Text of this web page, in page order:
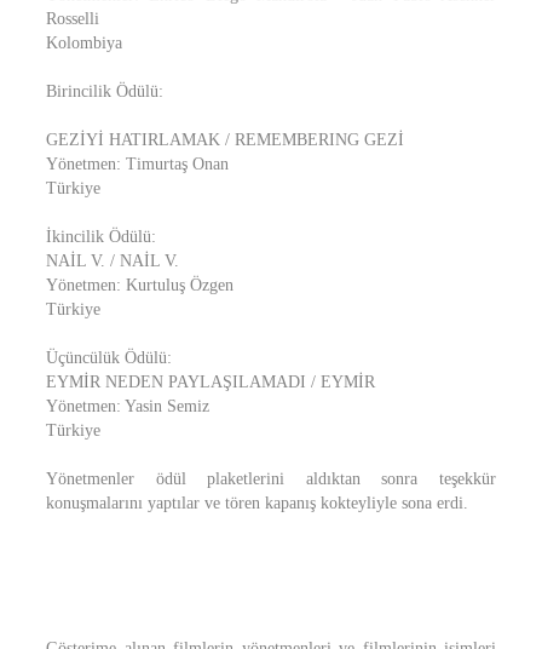
Rosselli
Kolombiya
Birincilik Ödülü:
GEZİYİ HATIRLAMAK / REMEMBERING GEZİ
Yönetmen: Timurtaş Onan
Türkiye
İkincilik Ödülü:
NAİL V. / NAİL V.
Yönetmen: Kurtuluş Özgen
Türkiye
Üçüncülük Ödülü:
EYMİR NEDEN PAYLAŞILAMADI / EYMİR
Yönetmen: Yasin Semiz
Türkiye
Yönetmenler ödül plaketlerini aldıktan sonra teşekkür
konuşmalarını yaptılar ve tören kapanış kokteyliyle sona erdi.